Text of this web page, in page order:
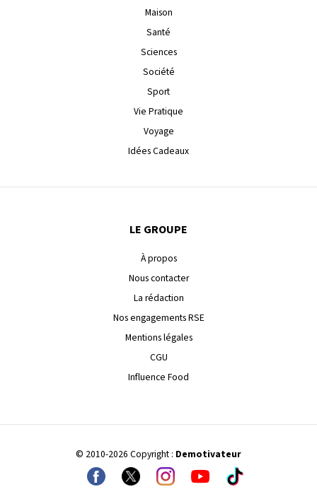
Maison
Santé
Sciences
Société
Sport
Vie Pratique
Voyage
Idées Cadeaux
LE GROUPE
À propos
Nous contacter
La rédaction
Nos engagements RSE
Mentions légales
CGU
Influence Food
© 2010-2026 Copyright : Demotivateur